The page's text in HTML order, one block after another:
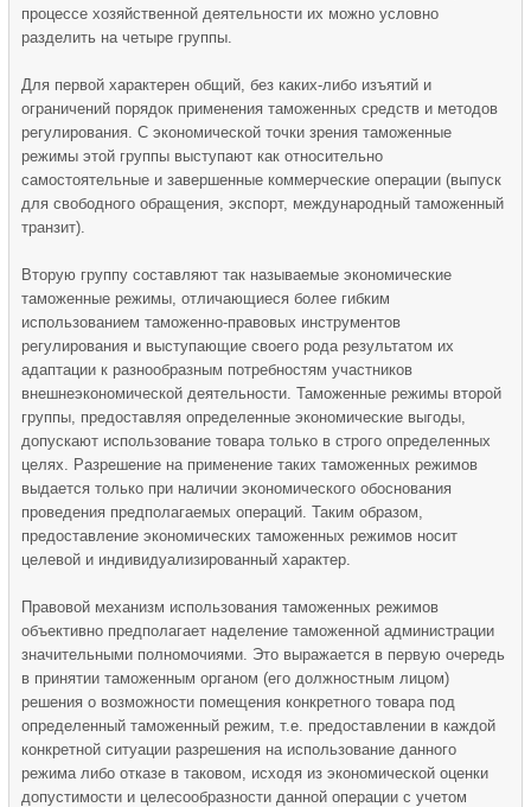
процессе хозяйственной деятельности их можно условно
разделить на четыре группы.
Для первой характерен общий, без каких-либо изъятий и
ограничений порядок применения таможенных средств и методов
регулирования. С экономической точки зрения таможенные
режимы этой группы выступают как относительно
самостоятельные и завершенные коммерческие операции (выпуск
для свободного обращения, экспорт, международный таможенный
транзит).
Вторую группу составляют так называемые экономические
таможенные режимы, отличающиеся более гибким
использованием таможенно-правовых инструментов
регулирования и выступающие своего рода результатом их
адаптации к разнообразным потребностям участников
внешнеэкономической деятельности. Таможенные режимы второй
группы, предоставляя определенные экономические выгоды,
допускают использование товара только в строго определенных
целях. Разрешение на применение таких таможенных режимов
выдается только при наличии экономического обоснования
проведения предполагаемых операций. Таким образом,
предоставление экономических таможенных режимов носит
целевой и индивидуализированный характер.
Правовой механизм использования таможенных режимов
объективно предполагает наделение таможенной администрации
значительными полномочиями. Это выражается в первую очередь
в принятии таможенным органом (его должностным лицом)
решения о возможности помещения конкретного товара под
определенный таможенный режим, т.е. предоставлении в каждой
конкретной ситуации разрешения на использование данного
режима либо отказе в таковом, исходя из экономической оценки
допустимости и целесообразности данной операции с учетом